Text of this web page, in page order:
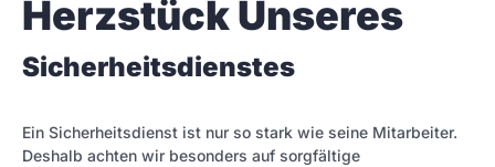
Herzstück Unseres
Sicherheitsdienstes
Ein Sicherheitsdienst ist nur so stark wie seine Mitarbeiter.
Deshalb achten wir besonders auf sorgfältige